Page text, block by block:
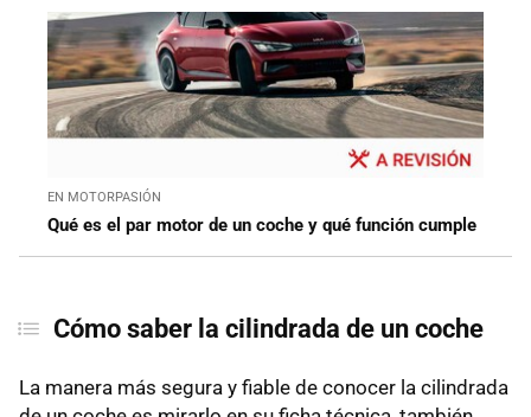
EN MOTORPASIÓN
Qué es el par motor de un coche y qué función cumple
Cómo saber la cilindrada de un coche
La manera más segura y fiable de conocer la cilindrada